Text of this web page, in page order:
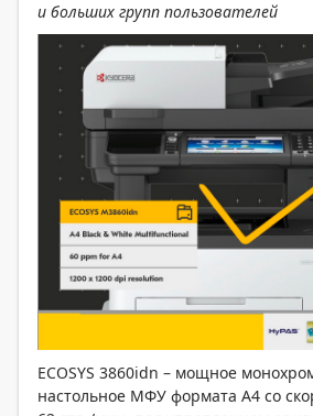
и больших групп пользователей
ECOSYS 3860idn – мощное
настольное МФУ формата А4 со